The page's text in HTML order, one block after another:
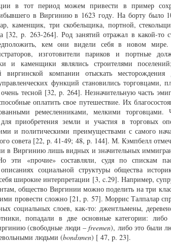
в тот период можем привести в пример
в Виргинию в 1623 году. На борту было 10
каменщик, три скобельщика, портной,
[32, p. 263-264]. Род занятий отражал в какой-то
кем они видели себя в новом мире.
изготовители париков и портные
и каменщики являлись строителями
виргинской компании отыскать месторождения
функций становились торговцами,
тесной [32, p. 264]. Незначительную часть
оплатить свое путешествие. Их
ремесленниками, мелкими торговцами.
приобретения земли и участия в торговых
и политическими преимуществами с самого
совета [22, p. 41-49; 48, p. 144]. М. Кэмпбелл
в Виргинию лишь видных и значительных
эти «прочие» составляли, судя по спискам
социальной структуры общества
широкие интерпретации [3, c.29]. Например,
общество Виргинии можно поделить на три
провести сложно [21, p. 57]. Моррис Талпалар
социальных слоев, как-то: джентльмены,
попадали в две основные категории:
(свободные люди –freemen), либо это были
людьми (bondsmen) [ 47, p. 23].